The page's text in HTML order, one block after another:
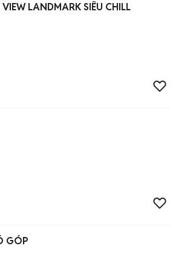
LANDMARK SIÊU CHILL
GÓP